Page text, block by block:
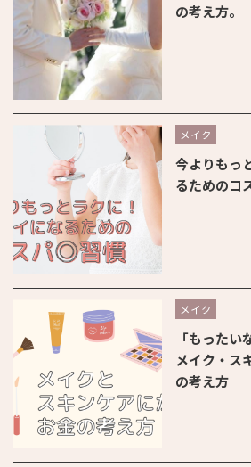
の考え方。
メイク
今よりもっ
るためのコ
メイク
「もった
メイク・ス
の考え方